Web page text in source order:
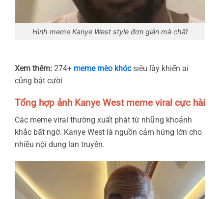
Hình meme Kanye West style đơn giản mà chất
Xem thêm: 274+ meme mèo khócsiêu lầy khiến ai
cũng bật cười
Tổng hợp ảnh Kanye West meme viral cực hài
Các meme viral thường xuất phát từ những khoảnh
khắc bất ngờ. Kanye West là nguồn cảm hứng lớn cho
nhiều nội dung lan truyền.